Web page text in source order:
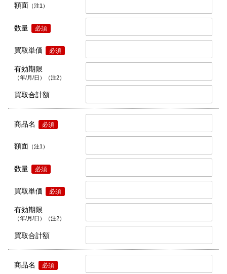
額面 （注1）
数量 必須
買取単価 必須
有効期限
（年/月/日）（注2）
買取合計額
商品名 必須
額面 （注1）
数量 必須
買取単価 必須
有効期限
（年/月/日）（注2）
買取合計額
商品名 必須